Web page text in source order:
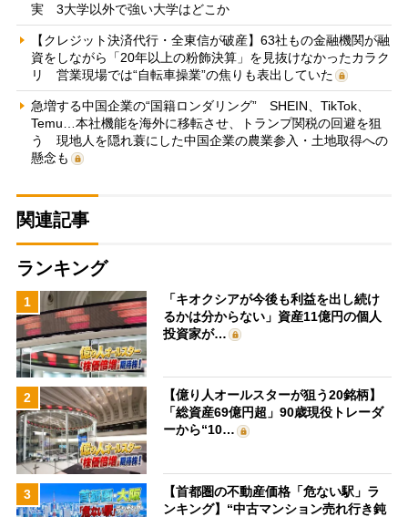
実 3大学以外で強い大学はどこか
【クレジット決済代行・全東信が破産】63社もの金融機関が融
資をしながら「20年以上の粉飾決算」を見抜けなかったカラク
リ 営業現場では“自転車操業”の焦りも表出していた
急増する中国企業の“国籍ロンダリング” SHEIN、TikTok、
Temu…本社機能を海外に移転させ、トランプ関税の回避を狙
う 現地人を隠れ蓑にした中国企業の農業参入・土地取得への
懸念も
関連記事
ランキング
1
「キオクシアが今後も利益を出し続け
るかは分からない」資産11億円の個人
投資家が…
2
【億り人オールスターが狙う20銘柄】
「総資産69億円超」90歳現役トレーダ
ーから“10…
3
【首都圏の不動産価格「危ない駅」ラ
ンキング】“中古マンション売れ行き鈍